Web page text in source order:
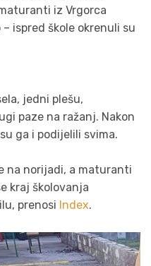
iz Vrgorca
ispred škole okrenuli su
jedni plešu,
paze na ražanj. Nakon
ga i podijelili svima.
na norijadi, a maturanti
kraj školovanja
prenosi Index.